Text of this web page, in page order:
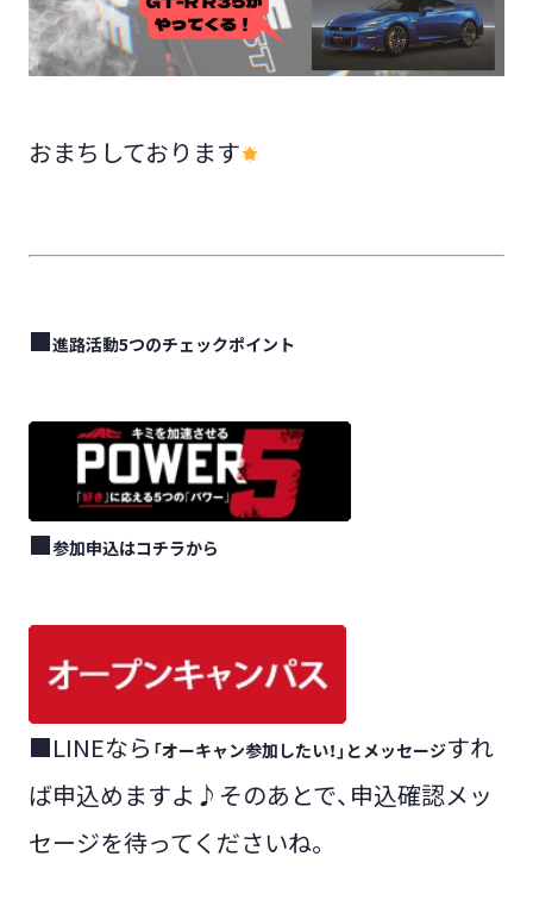
おまちしております
■進路活動5つのチェックポイント
■参加申込はコチラから
■LINEなら 「オーキャン参加したい！」とメッセージすれ
ば申込めますよ♪そのあとで、申込確認メッ
セージを待ってくださいね。